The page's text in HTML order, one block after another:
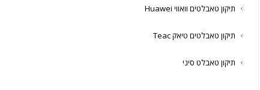
תיקון טאבלטים וואווי Huawei
תיקון טאבלטים טיאק Teac
תיקון טאבלט סיני